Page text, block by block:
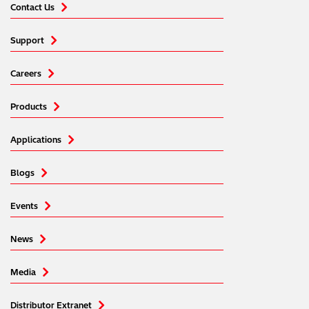
Contact Us
Support
Careers
Products
Applications
Blogs
Events
News
Media
Distributor Extranet